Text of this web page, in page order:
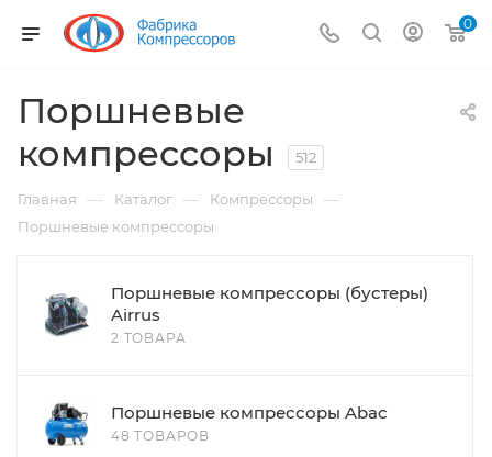
0
Поршневые
компрессоры
512
Главная — Каталог — Компрессоры —
Поршневые компрессоры
Поршневые компрессоры (бустеры)
Airrus
2 ТОВАРА
Поршневые компрессоры Abac
48 ТОВАРОВ